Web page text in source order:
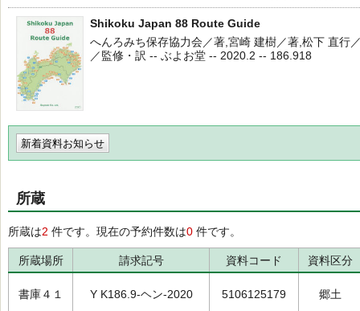
Shikoku Japan 88 Route Guide
へんろみち保存協力会／著,宮崎 建樹／著,松下 直行
／監修・訳 -- ぶよお堂 -- 2020.2 -- 186.918
新着資料お知らせ
所蔵
所蔵は2 件です。現在の予約件数は0 件です。
所蔵場所 請求記号 資料コード 資料区分
書庫４１ Y K186.9-ヘン-2020 5106125179 郷土